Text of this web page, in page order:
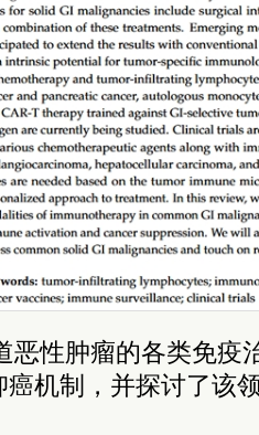
恶性肿瘤的各类免疫
机制，并探讨了该